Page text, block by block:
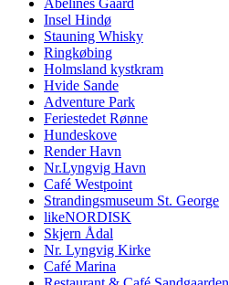
Abelines Gaard
Insel Hindø
Stauning Whisky
Ringkøbing
Holmsland kystkram
Hvide Sande
Adventure Park
Feriestedet Rønne
Hundeskove
Render Havn
Nr.Lyngvig Havn
Café Westpoint
Strandingsmuseum St. George
likeNORDISK
Skjern Ådal
Nr. Lyngvig Kirke
Café Marina